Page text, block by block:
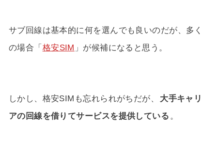
サブ回線は基本的に何を選んでも良いのだが、多く
の場合「格安SIM 」が候補になると思う。
しかし、格安SIMも忘れられがちだが、
大手キャリ
アの回線を借りてサービスを提供している 。